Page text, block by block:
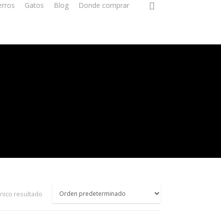
Gatos Blog Donde comprar
resultado